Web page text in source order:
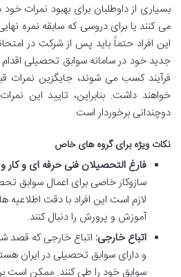
بسیاری از داوطلبان برای بهبود نمرات خود
می کنند یا برای دروسی که سابقه نمره
این افراد حتماً باید پس از شرکت در
جدید خود در سامانه سوابق تحصیلی
فرآیند کسب می شوند، جایگزین نمرات
خواهند داشت. بنابراین، تایید این
دوچندانی برخوردار است.
نکات ویژه برای گروه های خاص
فارغ التحصیلان فنی حرفه ای و کار
سازوکار خاصی برای اعمال سوابق
لازم است این افراد با دقت
آموزش و پرورش را دنبال کنند.
اتباع خارجی: اتباع خارجی که قصد
و دارای سوابق تحصیلی در ایران
سوابق خود را طی کنند. ممکن است